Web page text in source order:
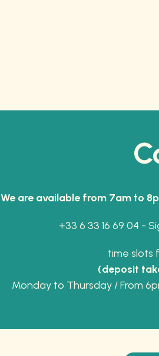
We are available from 7am to
+33 6 33 16 69 04 -
time slots
(deposit
Monday to Thursday / From